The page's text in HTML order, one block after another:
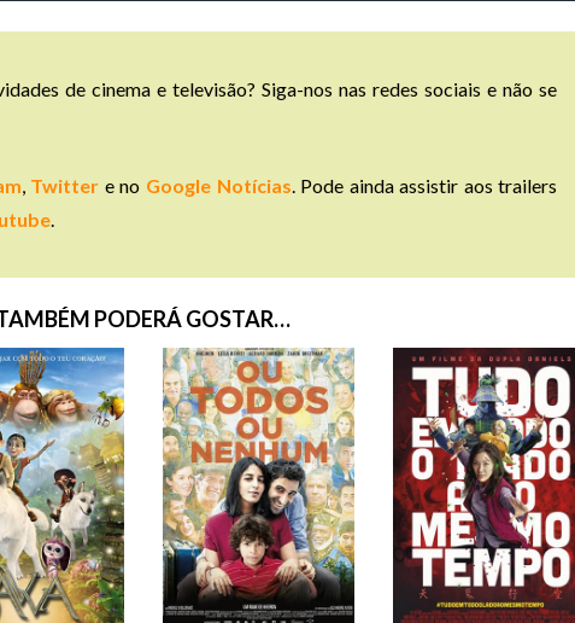
de cinema e televisão? Siga-nos nas redes sociais e não se
, Twitter e no Google Notícias. Pode ainda assistir aos trailers
.
PODERÁ GOSTAR…